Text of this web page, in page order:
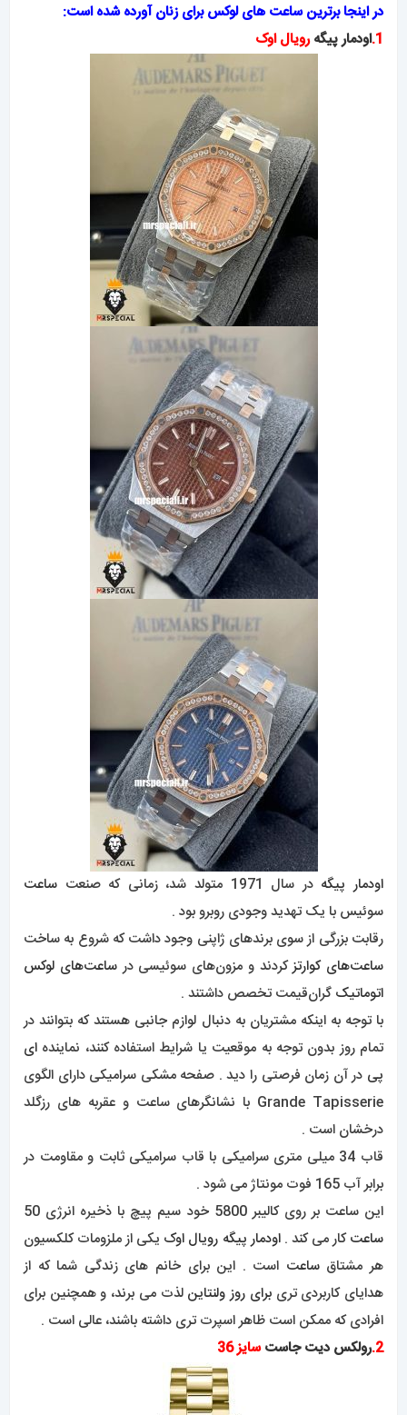
در اینجا برترین ساعت های لوکس برای زنان آورده شده است:
1. اودمار پیگهرویال اوک
اودمار پیگه در سال 1971 متولد شد، زمانی که صنعت
ساعت
سوئیس با یک تهدید وجودی روبرو بود .
رقابت بزرگی از سوی برندهای ژاپنی وجود داشت که شروع به ساخت
ساعت‌های کوارتزکردند و مزون‌های سوئیسی درساعت‌های لوکس
اتوماتیک گران‌قیمت تخصص داشتند .
با توجه به اینکه مشتریان به دنبال لوازم جانبی هستند که بتوانند در
تمام روز بدون توجه به موقعیت یا شرایط استفاده کنند، نماینده ای
پی در آن زمان فرصتی را دید . صفحه مشکی سرامیکی دارای الگوی
Grande Tapisserie با نشانگرهای ساعت و عقربه های رزگلد
درخشان است .
قاب 34 میلی متری سرامیکی با قاب سرامیکی ثابت و مقاومت در
برابر آب 165 فوت مونتاژ می شود .
این ساعت بر روی کالیبر 5800 خود سیم پیچ با ذخیره انرژی 50
ساعتکار می کند .اودمار پیگه رویال اوک یکی از ملزومات کلکسیون
هر مشتاقساعت است . این برای خانم های زندگی شما که از
هدایای کاربردی تریبرای روز ولنتاین لذت می برند، و همچنین برای
افرادی که ممکن است ظاهر اسپرت تری داشته باشند، عالی است .
2. رولکس دیت جاستسایز 36